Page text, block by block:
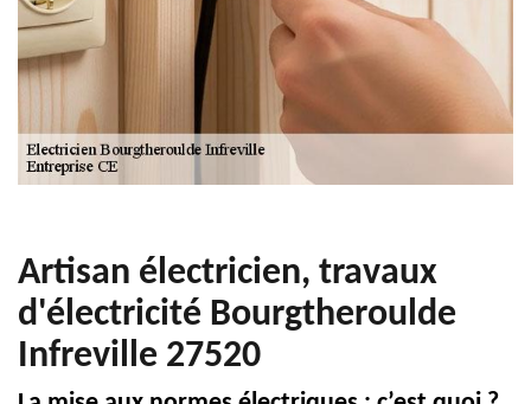
Artisan électricien, travaux
d'électricité Bourgtheroulde
Infreville 27520